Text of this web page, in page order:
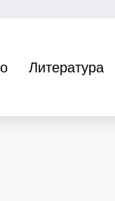
Литература